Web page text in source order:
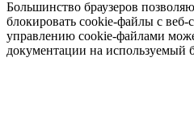
Большинство браузеров
блокировать cookie-файлы c
управлению cookie-файлами
документации на используемый